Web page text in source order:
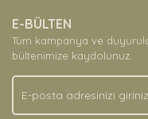
Ürün
Ürün bilgilerinde
Ürün fiyatı diğer
Bu ürüne benzer
E-BÜLTEN
Tüm kampanya ve
bültenimize kaydolunuz.